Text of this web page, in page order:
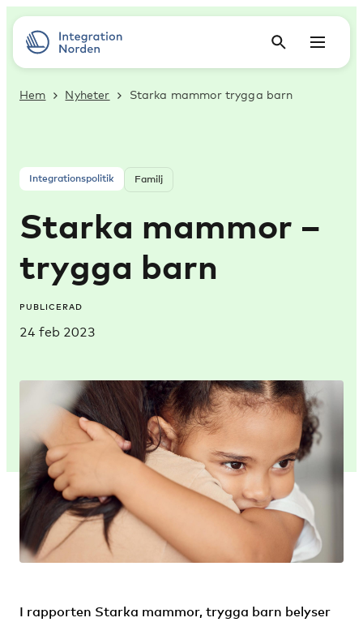
Hem Nyheter Starka mammor trygga barn
Integrationspolitik Familj
Starka mammor –
trygga barn
PUBLICERAD
24 feb 2023
I rapporten Starka mammor, trygga barn belyser